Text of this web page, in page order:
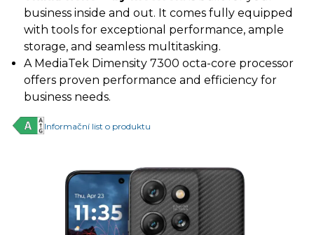
business inside and out. It comes fully equipped
with tools for exceptional performance, ample
storage, and seamless multitasking.
A MediaTek Dimensity 7300 octa-core processor
offers proven performance and efficiency for
business needs.
Informační list o produktu